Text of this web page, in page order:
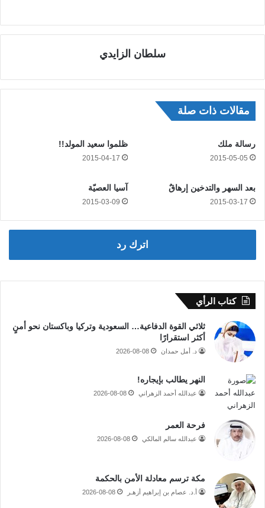
سلطان الزايدي
مقالات ذات صلة
رسالة ملك
2015-05-05
ظلموا سعيد المولد!!
2015-04-17
بعد السهر والتدخين إرهاقٌ
2015-03-17
آسيا العصيّة
2015-03-09
اترك رد
كتاب الرأي
ثلاثي القوة الدفاعية… السعودية وتركيا وباكستان نحو أمنٍ
أكثر استقرارًا
د. أمل حمدان 2026-08-08
النهر يطالب بإيجاره!
عبدالله أحمد الزهراني 2026-08-08
فرحة العمر
عبدالله سالم المالكي 2026-08-08
مكة ترسم معادلة الأمن بالحكمة
أ.د. عصام بن إبراهيم أزهـر 2026-08-08